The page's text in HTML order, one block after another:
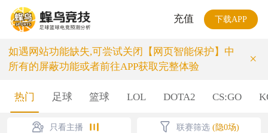
充值 下载APP
如遇网站功能缺失,可尝试关闭【网页智能保护】中
所有的屏蔽功能或者前往APP获取完整体验
×
热门 足球 篮球 LOL DOTA2 CS:GO
只看主播 联赛筛选 (隐0场)